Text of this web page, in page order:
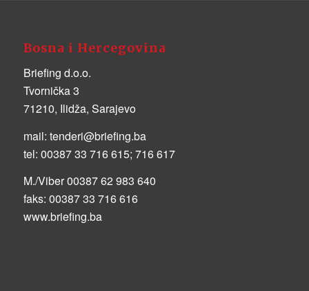
Bosna i Hercegovina
Briefing d.o.o.
Tvornička 3
71210, Ilidža, Sarajevo
mail: tenderi@briefing.ba
tel: 00387 33 716 615; 716 617
M./Viber 00387 62 983 640
faks: 00387 33 716 616
www.briefing.ba